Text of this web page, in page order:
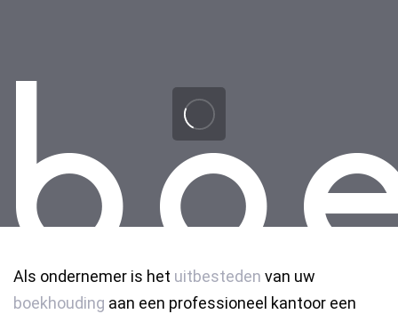
navigation
content
Als ondernemer is het uitbesteden van uw
boekhouding aan een professioneel kantoor een